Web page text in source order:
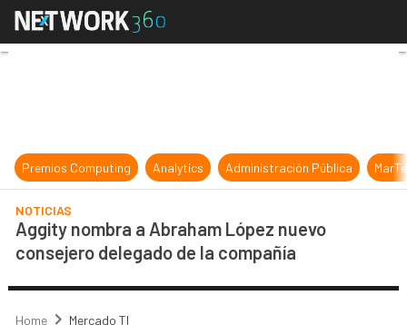
Aggity nombra a Abraham López
Premios Computing Analytics Administración Pública
NOTICIAS
Aggity nombra a Abraham López nuevo
consejero delegado de la compañía
Home Mercado TI